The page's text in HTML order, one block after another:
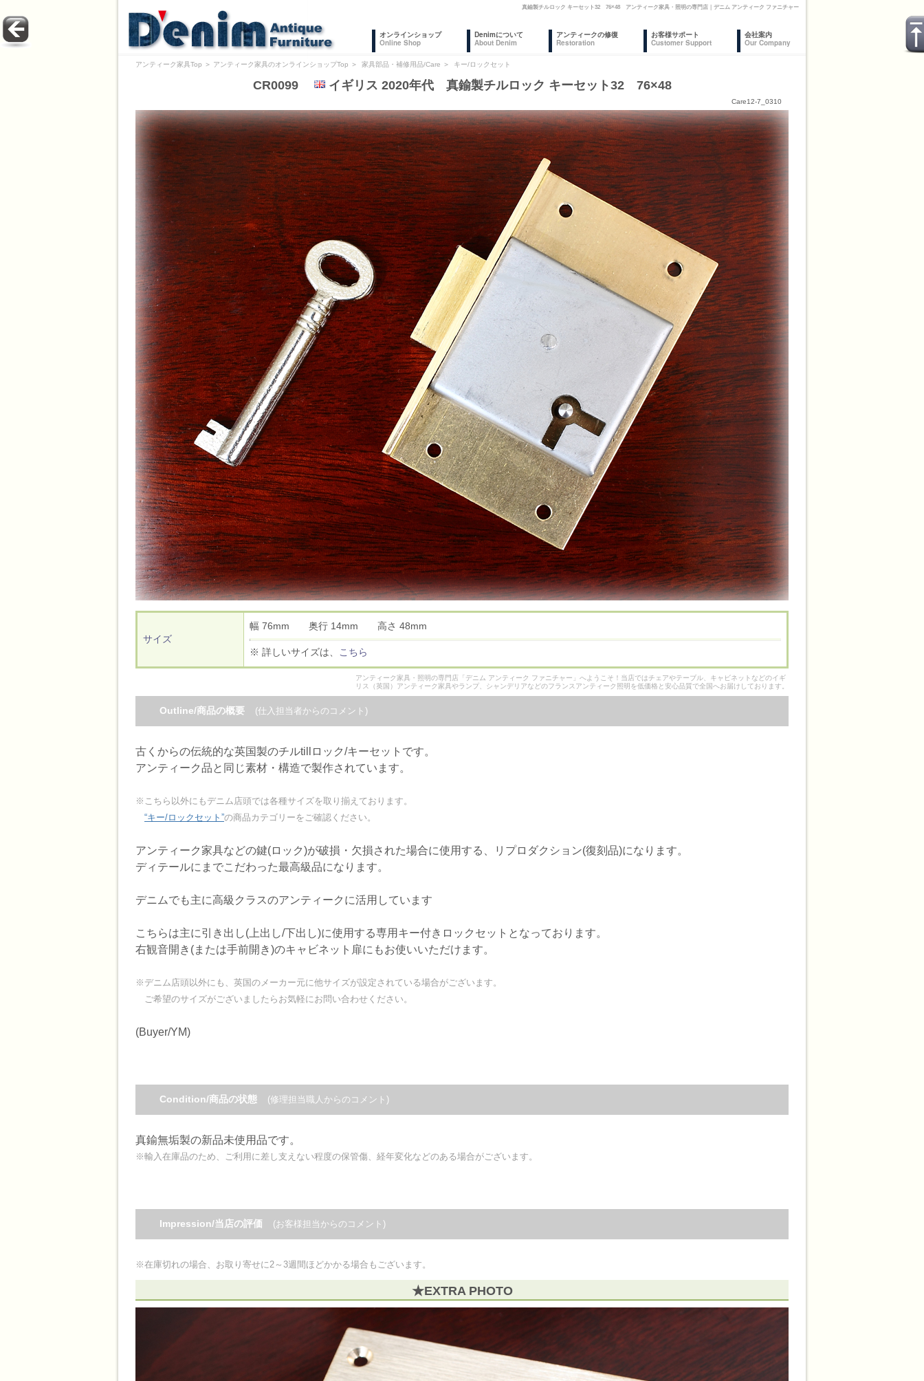
真鍮製チルロック キーセット32 76×48 アンティーク家具・照明の専門店｜デニム アンティーク ファニチャー
オンラインショップ
Online Shop
Denimについて
About Denim
アンティークの修復
Restoration
お客様サポート
Customer Support
会社案内
Our Company
アンティーク家具Top ＞ アンティーク家具のオンラインショップTop ＞ 家具部品・補修用品/Care ＞ キー/ロックセット
CR0099 イギリス 2020年代 真鍮製チルロック キーセット32 76×48
Care12-7_0310
サイズ
幅 76mm 奥行 14mm 高さ 48mm
※ 詳しいサイズは、 こちら
アンティーク家具・照明の専門店「デニム アンティーク ファニチャー」へようこそ！当店ではチェアやテーブル、キャビネットなどのイギ
リス（英国）アンティーク家具やランプ、シャンデリアなどのフランスアンティーク照明を低価格と安心品質で全国へお届けしております。
Outline/商品の概要 (仕入担当者からのコメント)
古くからの伝統的な英国製のチルtillロック/キーセットです。
アンティーク品と同じ素材・構造で製作されています。
※こちら以外にもデニム店頭では各種サイズを取り揃えております。
“キー/ロックセット”の商品カテゴリーをご確認ください。
アンティーク家具などの鍵(ロック)が破損・欠損された場合に使用する、リプロダクション(復刻品)になります。
ディテールにまでこだわった最高級品になります。
デニムでも主に高級クラスのアンティークに活用しています
こちらは主に引き出し(上出し/下出し)に使用する専用キー付きロックセットとなっております。
右観音開き(または手前開き)のキャビネット扉にもお使いいただけます。
※デニム店頭以外にも、英国のメーカー元に他サイズが設定されている場合がございます。
ご希望のサイズがございましたらお気軽にお問い合わせください。
(Buyer/YM)
Condition/商品の状態 (修理担当職人からのコメント)
真鍮無垢製の新品未使用品です。
※輸入在庫品のため、ご利用に差し支えない程度の保管傷、経年変化などのある場合がございます。
Impression/当店の評価 (お客様担当からのコメント)
※在庫切れの場合、お取り寄せに2～3週間ほどかかる場合もございます。
★EXTRA PHOTO